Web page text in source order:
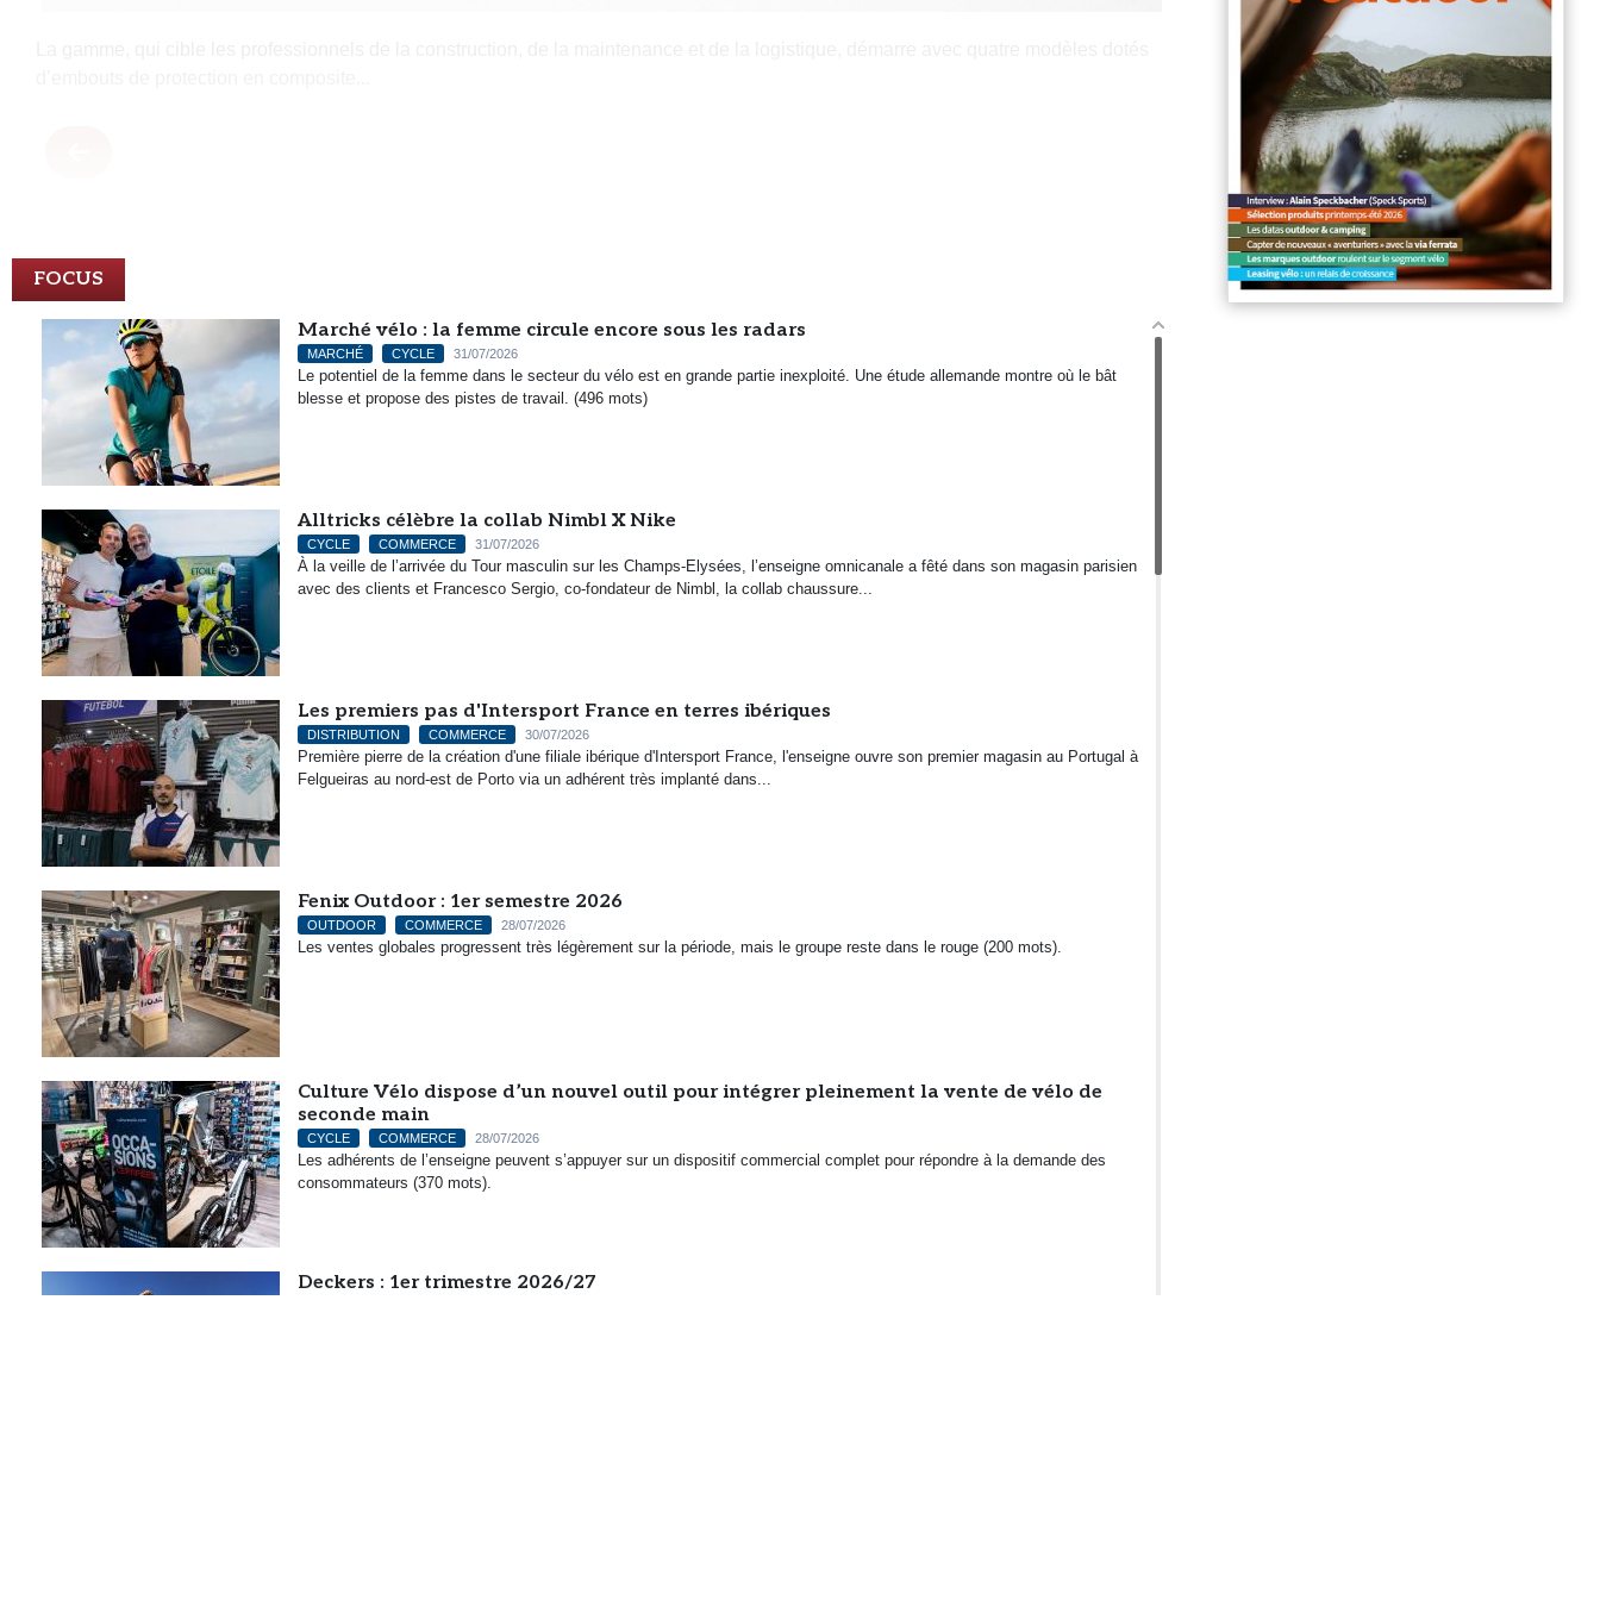
FOCUS
Marché vélo : la femme circule encore sous les radars
MARCHÉ CYCLE 31/07/2026
Le potentiel de la femme dans le secteur du vélo est en grande partie inexploité. Une étude allemande montre où le bât
blesse et propose des pistes de travail. (496 mots)
Alltricks célèbre la collab Nimbl X Nike
CYCLE COMMERCE 31/07/2026
À la veille de l’arrivée du Tour masculin sur les Champs-Elysées, l’enseigne omnicanale a fêté dans son magasin parisien
avec des clients et Francesco Sergio, co-fondateur de Nimbl, la collab chaussure...
Les premiers pas d'Intersport France en terres ibériques
DISTRIBUTION COMMERCE 30/07/2026
Première pierre de la création d'une filiale ibérique d'Intersport France, l'enseigne ouvre son premier magasin au Portugal à
Felgueiras au nord-est de Porto via un adhérent très implanté dans...
Fenix Outdoor : 1er semestre 2026
OUTDOOR COMMERCE 28/07/2026
Les ventes globales progressent très légèrement sur la période, mais le groupe reste dans le rouge (200 mots).
Culture Vélo dispose d’un nouvel outil pour intégrer pleinement la vente de vélo de
seconde main
CYCLE COMMERCE 28/07/2026
Les adhérents de l’enseigne peuvent s’appuyer sur un dispositif commercial complet pour répondre à la demande des
consommateurs (370 mots).
Deckers : 1er trimestre 2026/27